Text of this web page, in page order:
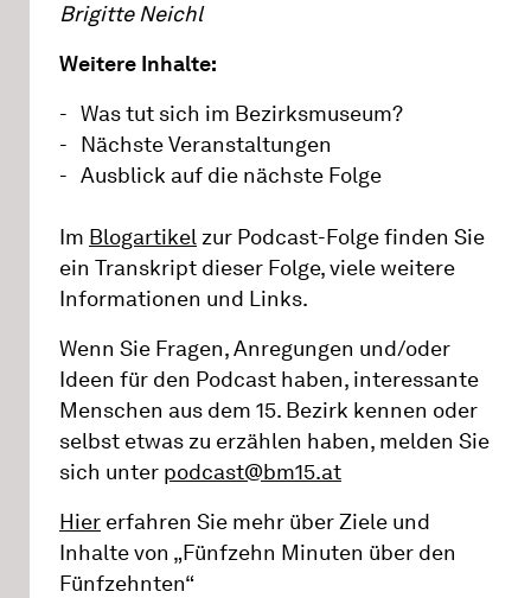
Brigitte Neichl
Weitere Inhalte:
Was tut sich im Bezirksmuseum?
Nächste Veranstaltungen
Ausblick auf die nächste Folge
Im Blogartikel zur Podcast-Folge finden Sie
ein Transkript dieser Folge, viele weitere
Informationen und Links.
Wenn Sie Fragen, Anregungen und/oder
Ideen für den Podcast haben, interessante
Menschen aus dem 15. Bezirk kennen oder
selbst etwas zu erzählen haben, melden Sie
sich unter podcast@bm15.at
Hier erfahren Sie mehr über Ziele und
Inhalte von „Fünfzehn Minuten über den
Fünfzehnten“